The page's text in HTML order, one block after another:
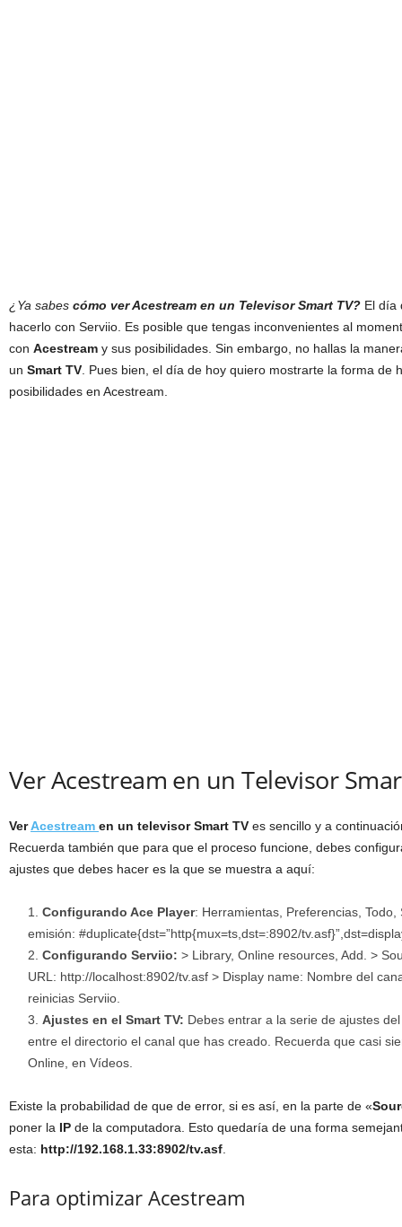
¿Ya sabes cómo ver Acestream en un Televisor Smart TV? El día
hacerlo con Serviio. Es posible que tengas inconvenientes al
con Acestream y sus posibilidades. Sin embargo, no hallas la
un Smart TV . Pues bien, el día de hoy quiero mostrarte la forma de
posibilidades en Acestream.
Ver Acestream en un Televisor
VerAcestream en un televisor Smart TV es sencillo y a
Recuerda también que para que el proceso funcione, debes
ajustes que debes hacer es la que se muestra a aquí:
Configurando Ace Player: Herramientas, Preferencias, Todo,
emisión: #duplicate{dst=”http{mux=ts,dst=:8902/
Configurando Serviio: > Library, Online resources, Add. >
URL: http://localhost:8902/tv.asf > Display name: Nombre del
reinicias Serviio.
Ajustes en el Smart TV: Debes entrar a la serie de ajustes
entre el directorio el canal que has creado. Recuerda que casi
Online, en Vídeos.
Existe la probabilidad de que de error, si es así, en la parte de «
poner la IP de la computadora. Esto quedaría de una forma
esta: http://192.168.1.33:8902/tv.asf
Para optimizar Acestream